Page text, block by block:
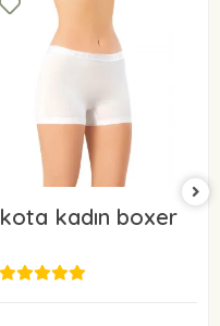
kota kadın boxer
90,00 TL